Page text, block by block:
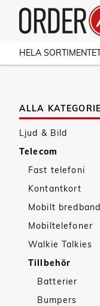
HELA
ALLA
Ljud & Bild
Telecom
Fast telefoni
Kontantkort
Mobilt bredband
Mobiltelefoner
Walkie Talkies
Tillbehör
Batterier
Bumpers